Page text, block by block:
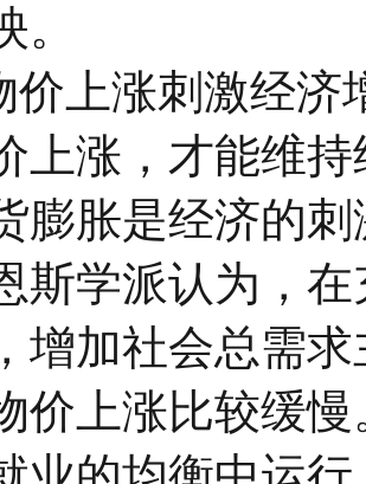
价上涨刺激经
上涨，才能维
膨胀是经济的
斯学派认为，
增加社会总需
价上涨比较缓